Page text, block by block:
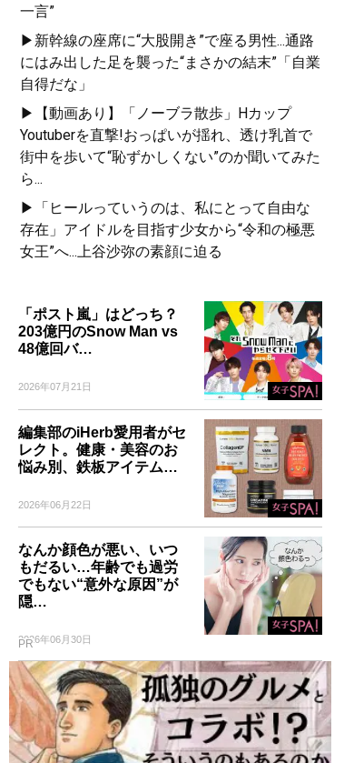
一言”
▶新幹線の座席に“大股開き”で座る男性...通路
にはみ出した足を襲った“まさかの結末”「自業
自得だな」
▶【動画あり】「ノーブラ散歩」Hカップ
Youtuberを直撃!おっぱいが揺れ、透け乳首で
街中を歩いて“恥ずかしくない”のか聞いてみた
ら...
▶「ヒールっていうのは、私にとって自由な
存在」アイドルを目指す少女から“令和の極悪
女王”へ...上谷沙弥の素顔に迫る
「ポスト嵐」はどっち？
203億円のSnow Man vs
48億回バ…
2026年07月21日
編集部のiHerb愛用者がセ
レクト。健康・美容のお
悩み別、鉄板アイテム…
2026年06月22日
なんか顔色が悪い、いつ
もだるい…年齢でも過労
でもない“意外な原因”が
隠…
2026年06月30日
PR